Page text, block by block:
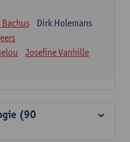
Bachus
Dirk Holemans
Josefine Vanhille
(90